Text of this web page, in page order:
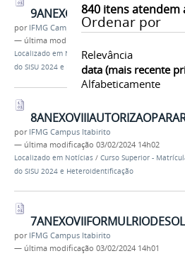
840itens atendem
Ordenar por
Relevância
data (mais recente
Alfabeticamente
por IFMG Campus Itabirito
— última modificação
Localizado em Notícias /Curso Superior -
do SISU 2024 e Heteroidentificação
por IFMG Campus Itabirito
— última modificação 03/02/2024 14h02
Localizado em Notícias / Curso Superior -
do SISU 2024 e Heteroidentificação
por IFMG Campus Itabirito
— última modificação 03/02/2024 14h01